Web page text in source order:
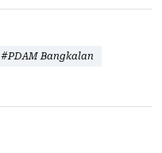
#PDAM Bangkalan